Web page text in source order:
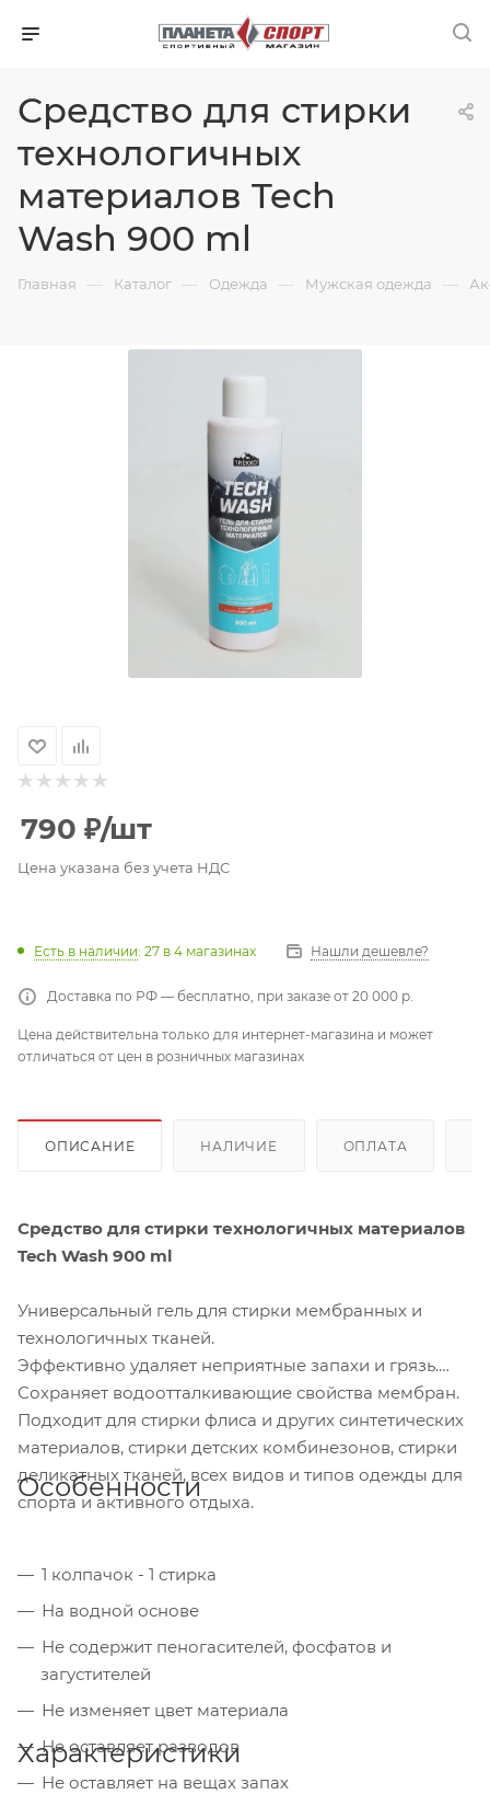
Средство для стирки
технологичных
материалов Tech
Wash 900 ml
Главная — Каталог — Одежда — Мужская одежда —
790 ₽/шт
Цена указана без учета НДС
Есть в наличии: 27 в 4 магазинах Нашли дешевле?
Доставка по РФ — бесплатно, при заказе от 20 000 р.
Цена действительна только для интернет-магазина и может
отличаться от цен в розничных магазинах
ОПИСАНИЕ НАЛИЧИЕ ОПЛАТА
Средство для стирки технологичных материалов
Tech Wash 900 ml
Универсальный гель для стирки мембранных и
технологичных тканей.
Эффективно удаляет неприятные запахи и грязь.
Сохраняет водоотталкивающие свойства мембран.
Подходит для стирки флиса и других синтетических
материалов, стирки детских комбинезонов, стирки
деликатных тканей, всех видов и типов одежды для
спорта и активного отдыха.
Особенности
1 колпачок - 1 стирка
На водной основе
Не содержит пеногасителей, фосфатов и
загустителей
Не изменяет цвет материала
Не оставляет разводов
Не оставляет на вещах запах
Характеристики